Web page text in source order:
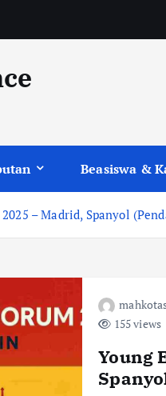
Beasiswa &
– Madrid, Spanyol
155 views
Young